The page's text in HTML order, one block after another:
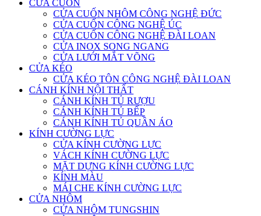
CỬA CUỐN
CỬA CUỐN NHÔM CÔNG NGHỆ ĐỨC
CỬA CUỐN CÔNG NGHỆ ÚC
CỬA CUỐN CÔNG NGHỆ ĐÀI LOAN
CỬA INOX SONG NGANG
CỬA LƯỚI MẮT VÕNG
CỬA KÉO
CỬA KÉO TÔN CÔNG NGHỆ ĐÀI LOAN
CÁNH KÍNH NỘI THẤT
CÁNH KÍNH TỦ RƯỢU
CÁNH KÍNH TỦ BẾP
CÁNH KÍNH TỦ QUẦN ÁO
KÍNH CƯỜNG LỰC
CỬA KÍNH CƯỜNG LỰC
VÁCH KÍNH CƯỜNG LỰC
MẶT DỰNG KÍNH CƯỜNG LỰC
KÍNH MÀU
MÁI CHE KÍNH CƯỜNG LỰC
CỬA NHÔM
CỬA NHÔM TUNGSHIN